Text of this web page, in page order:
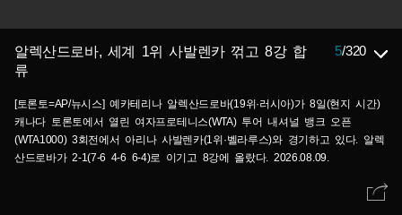
알렉산드로바, 세계 1위 사발렌카 꺾고 8강 합
류
5/320
[토론토=AP/뉴시스] 예카테리나 알렉산드로바(19위·러시아)가 8일(현지 시간)
캐나다 토론토에서 열린 여자프로테니스(WTA) 투어 내셔널 뱅크 오픈
(WTA1000) 3회전에서 아리나 사발렌카(1위·벨라루스)와 경기하고 있다. 알렉
산드로바가 2-1(7-6 4-6 6-4)로 이기고 8강에 올랐다. 2026.08.09.